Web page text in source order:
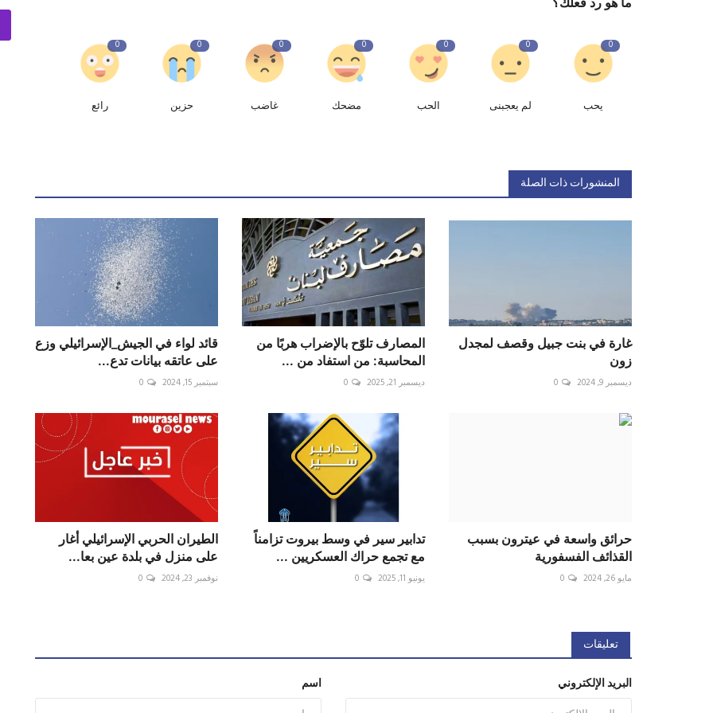
0
يحب
0
لم يعجبنى
0
الحب
0
مضحك
0
غاضب
0
حزين
0
رائع
المنشورات ذات الصلة
غارة في بنت جبيل وقصف لمجدل
زون
ديسمبر 9, 2024 0
المصارف تلوّح بالإضراب هربًا من
المحاسبة: من استفاد من ...
ديسمبر 21, 2025 0
قائد لواء في ‎الجيش_الإسرائيلي وزع
على عاتقه بيانات تدع...
سبتمبر 15, 2024 0
حرائق واسعة في عيترون بسبب
القذائف الفسفورية
مايو 26, 2024 0
تدابير سير في وسط بيروت تزامناً
مع تجمع حراك العسكريين ...
يونيو 11, 2025 0
الطيران الحربي الإسرائيلي أغار
على منزل في بلدة عين بعا...
نوفمبر 23, 2024 0
تعليقات
اسم البريد الإلكتروني